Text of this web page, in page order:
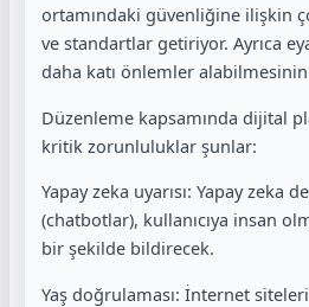
ortamındaki güvenliğine ilişkin
ve standartlar getiriyor. Ayrıca
daha katı önlemler
Düzenleme kapsamında dijital
kritik zorunluluklar şunlar:
Yapay zeka uyarısı: Yapay zeka
(chatbotlar), kullanıcıya insan
bir şekilde bildirecek.
Yaş doğrulaması: İnternet